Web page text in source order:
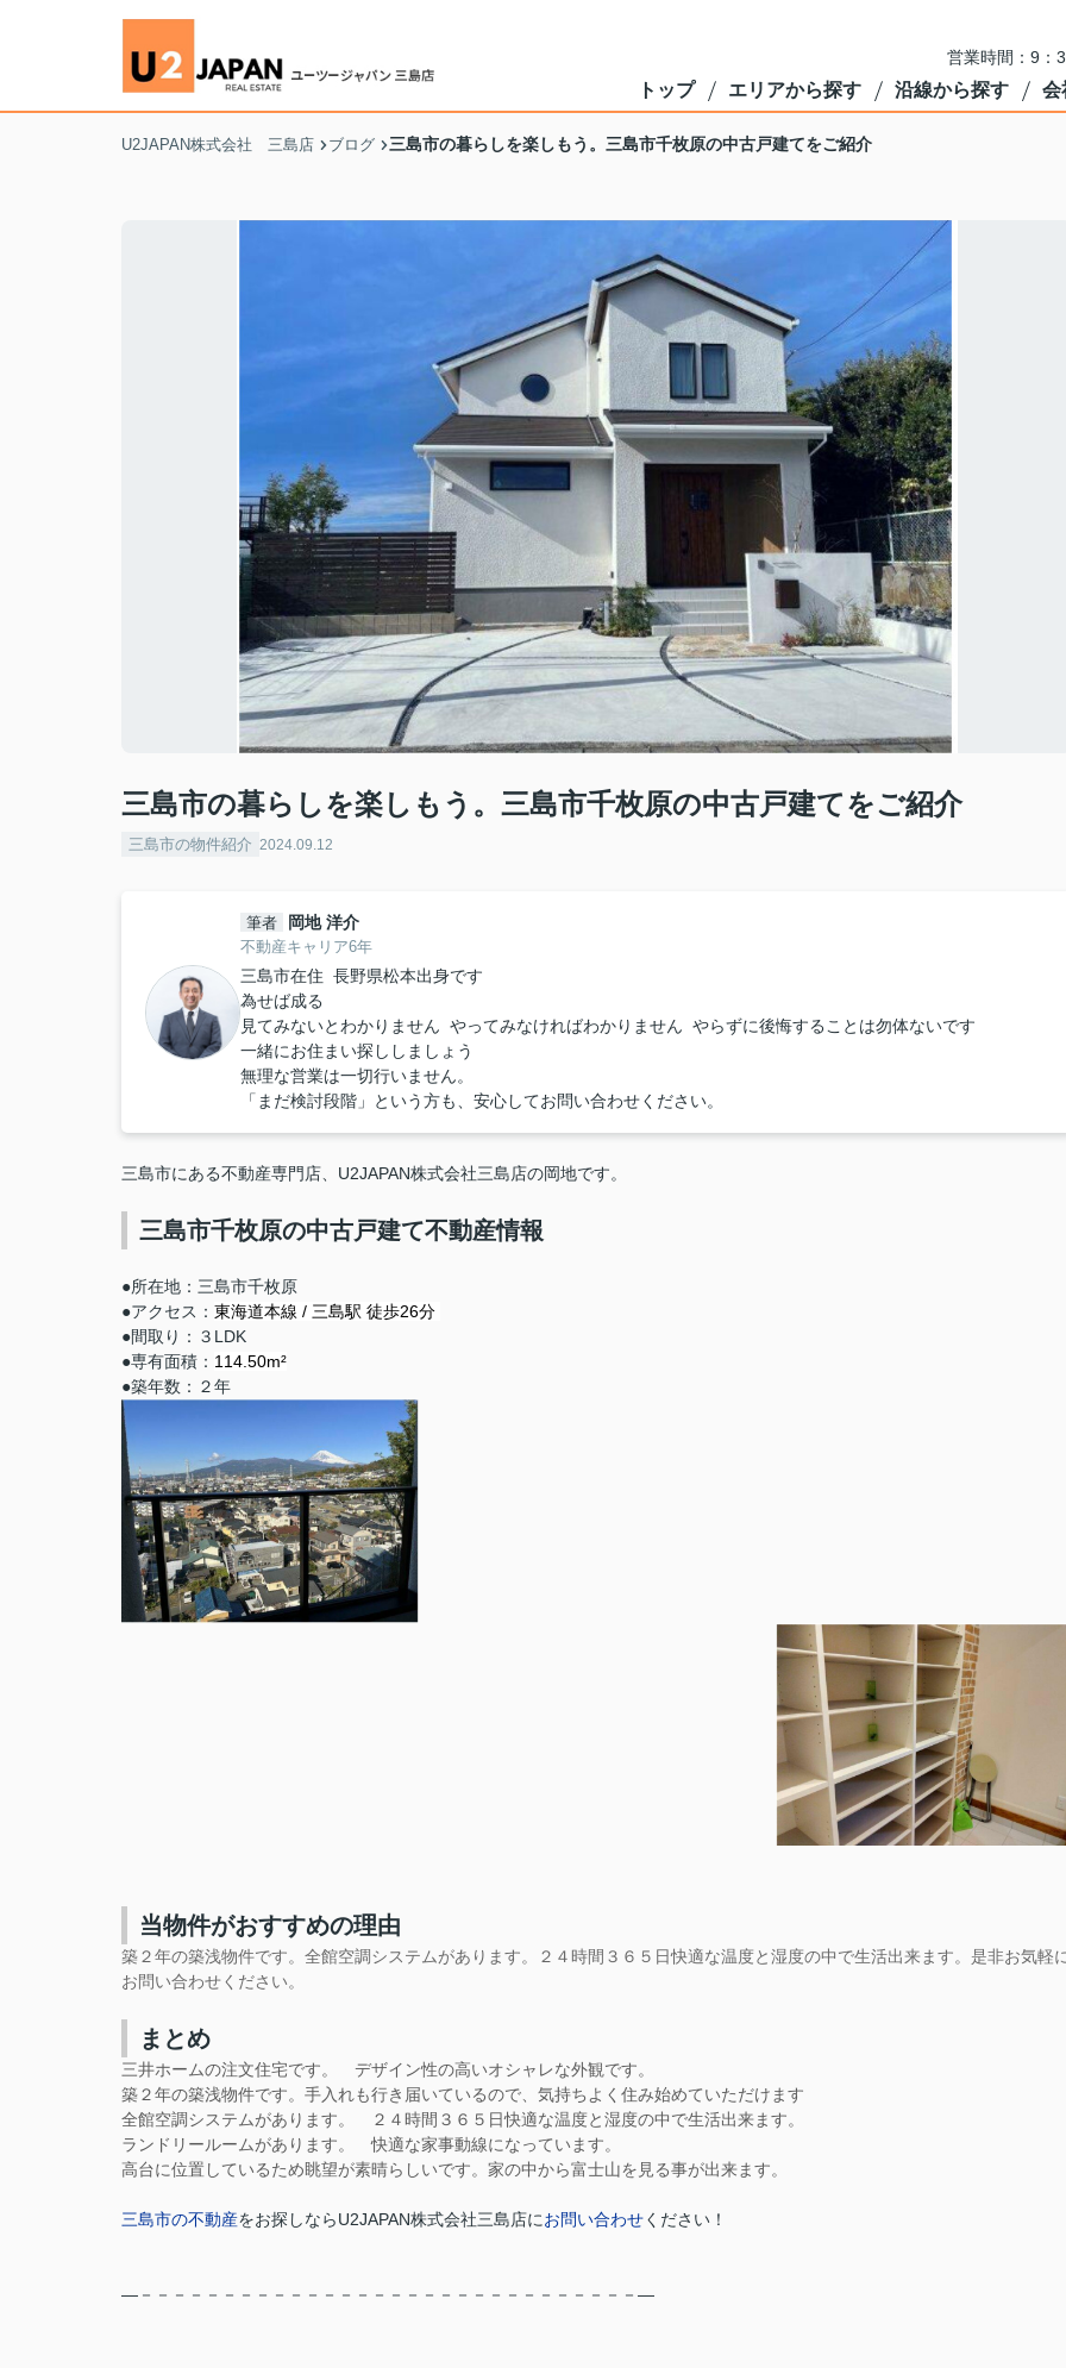
営業時間：9：
トップ エリアから探す 沿線から探す 会
U2JAPAN株式会社 三島店 ブログ 三島市の暮らしを楽しもう。三島市千枚原の中古戸建てをご紹介
三島市の暮らしを楽しもう。三島市千枚原の中古戸建てをご紹介
三島市の物件紹介 2024.09.12
筆者 岡地 洋介
不動産キャリア6年
三島市在住 長野県松本出身です
為せば成る
見てみないとわかりません やってみなければわかりません やらずに後悔することは勿体ないです
一緒にお住まい探ししましょう
無理な営業は一切行いません。
「まだ検討段階」という方も、安心してお問い合わせください。
三島市にある不動産専門店、U2JAPAN株式会社三島店の岡地です。
三島市千枚原の中古戸建て不動産情報
●所在地：三島市千枚原
●アクセス： 東海道本線 / 三島駅 徒歩26分
●間取り：３LDK
●専有面積： 114.50m²
●築年数：２年
当物件がおすすめの理由
築２年の築浅物件です。全館空調システムがあります。２４時間３６５日快適な温度と湿度の中で生活出来ます。是非お気軽
お問い合わせください。
まとめ
三井ホームの注文住宅です。
デザイン性の高いオシャレな外観です。
築２年の築浅物件です。 手入れも行き届いているので、気持ちよく住み始めていただけます
全館空調システムがあります。
２４時間３６５日快適な温度と湿度の中で生活出来ます。
ランドリールームがあります。
快適な家事動線になっています。
高台に位置しているため眺望が素晴らしいです。 家の中から富士山を見る事が出来ます。
三島市の不動産をお探しならU2JAPAN株式会社三島店にお問い合わせください！
―－－－－－－－－－－－－－－－－－－－－－－－－－－－－－－―